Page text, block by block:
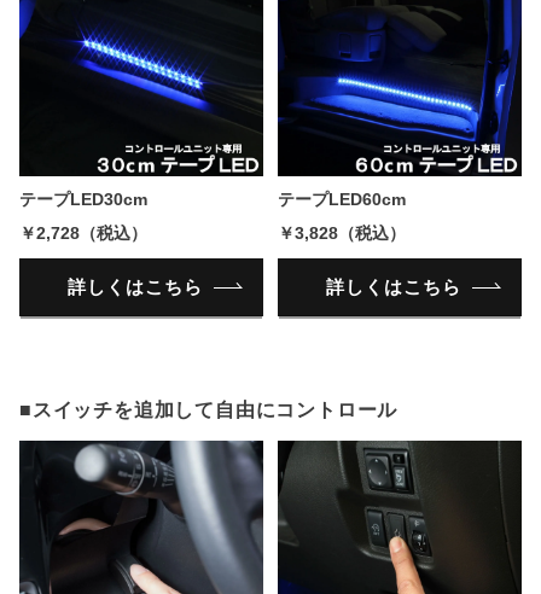
テープLED30cm
￥2,728（税込）
詳しくはこちら
テープLED60cm
￥3,828（税込）
詳しくはこちら
■スイッチを追加して自由にコントロール